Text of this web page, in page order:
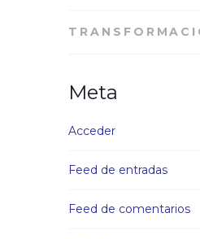
Meta
Acceder
Feed de entradas
Feed de comentarios